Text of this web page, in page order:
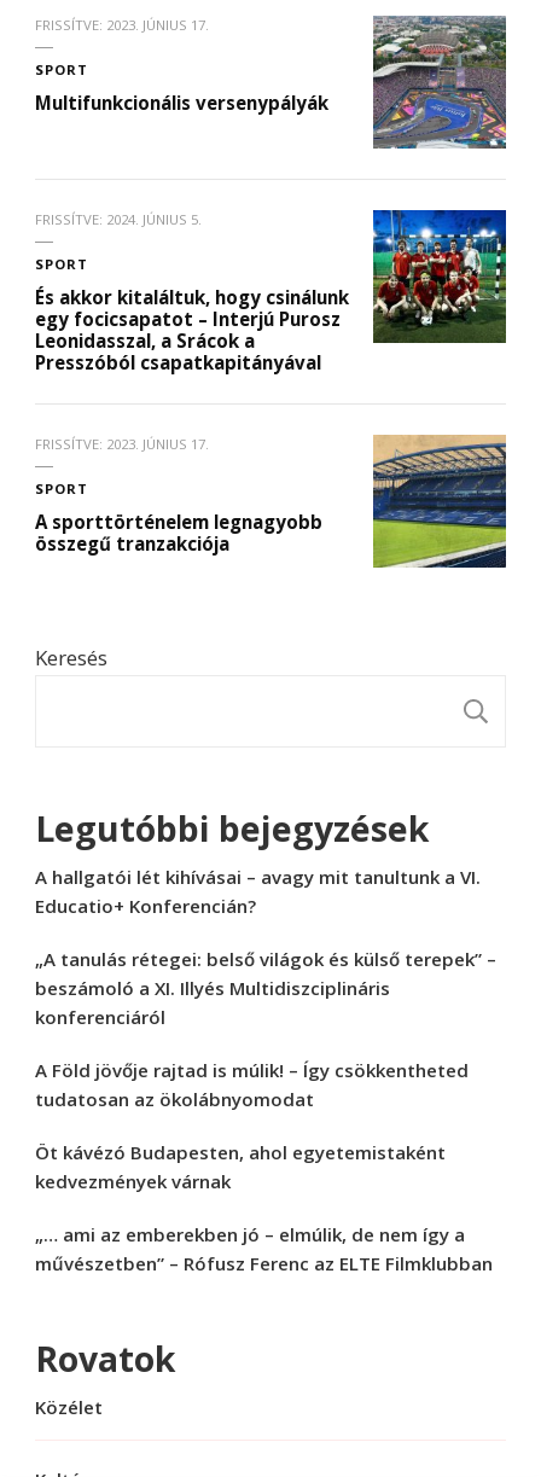
FRISSÍTVE: 2023. JÚNIUS 17.
SPORT
Multifunkcionális versenypályák
FRISSÍTVE: 2024. JÚNIUS 5.
SPORT
És akkor kitaláltuk, hogy csinálunk
egy focicsapatot – Interjú Purosz
Leonidasszal, a Srácok a
Presszóból csapatkapitányával
FRISSÍTVE: 2023. JÚNIUS 17.
SPORT
A sporttörténelem legnagyobb
összegű tranzakciója
Keresés
Legutóbbi bejegyzések
A hallgatói lét kihívásai – avagy mit tanultunk a VI.
Educatio+ Konferencián?
„A tanulás rétegei: belső világok és külső terepek” –
beszámoló a XI. Illyés Multidiszciplináris
konferenciáról
A Föld jövője rajtad is múlik! – Így csökkentheted
tudatosan az ökolábnyomodat
Öt kávézó Budapesten, ahol egyetemistaként
kedvezmények várnak
„… ami az emberekben jó – elmúlik, de nem így a
művészetben” – Rófusz Ferenc az ELTE Filmklubban
Rovatok
Közélet